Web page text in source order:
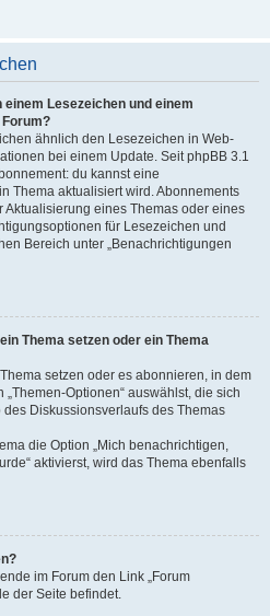
Lesezeichen und einem
ähnlich den Lesezeichen in Web-
bei einem Update. Seit phpBB 3.1
du kannst eine
Thema aktualisiert wird. Abonnements
eines Themas oder eines
für Lesezeichen und
Bereich unter „Benachrichtigungen
Thema setzen oder ein Thema
setzen oder es abonnieren, in dem
Optionen“ auswählst, die sich
Diskussionsverlaufs des Themas
die Option „Mich benachrichtigen,
aktivierst, wird das Thema ebenfalls
im Forum den Link „Forum
der Seite befindet.